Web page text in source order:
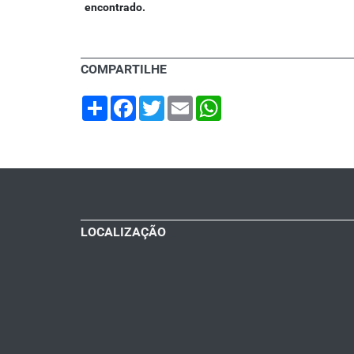
encontrado.
COMPARTILHE
Share Facebook
TwitterEmail
LOCALIZAÇÃO